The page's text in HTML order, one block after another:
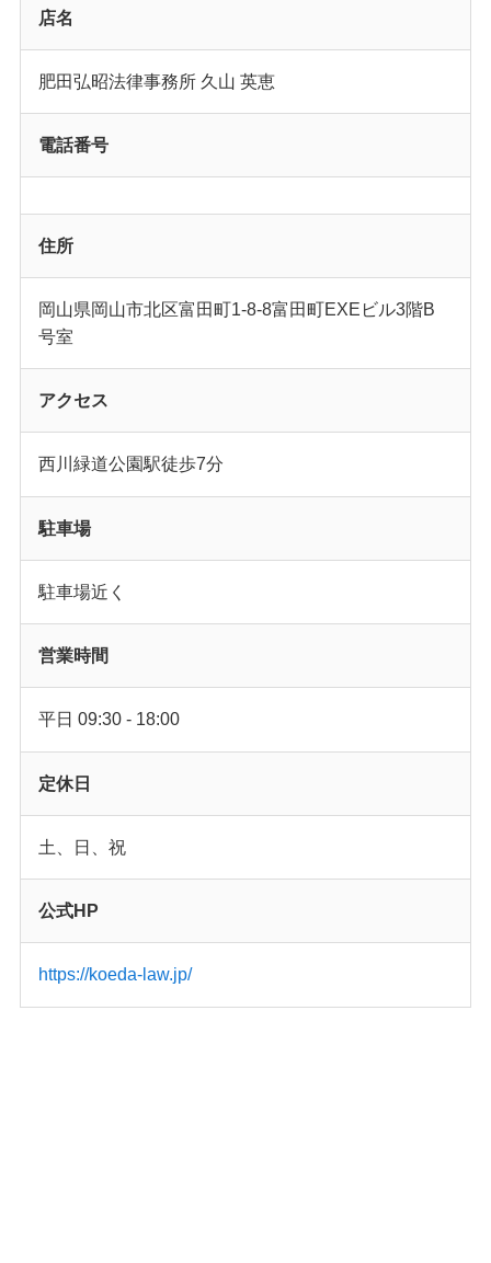
店名
肥田弘昭法律事務所 久山 英恵
電話番号
住所
岡山県岡山市北区富田町1-8-8富田町EXEビル3階B
号室
アクセス
西川緑道公園駅徒歩7分
駐車場
駐車場近く
営業時間
平日 09:30 - 18:00
定休日
土、日、祝
公式HP
https://koeda-law.jp/